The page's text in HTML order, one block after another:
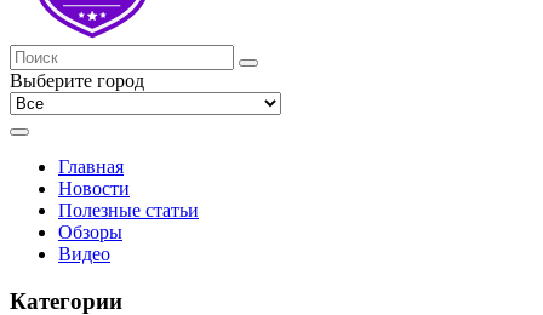
Выберите город
Главная
Новости
Полезные статьи
Обзоры
Видео
Категории